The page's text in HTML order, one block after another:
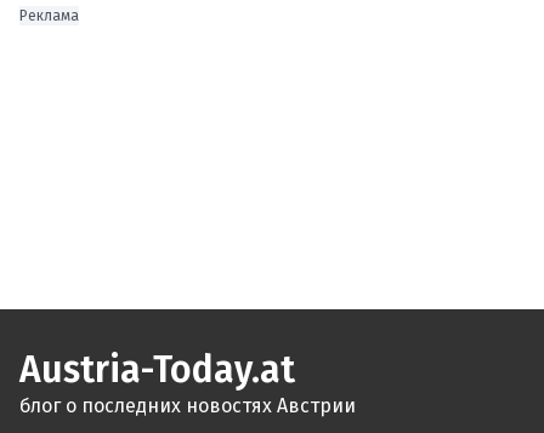
Реклама
Austria-Today.at
блог о последних новостях Австрии